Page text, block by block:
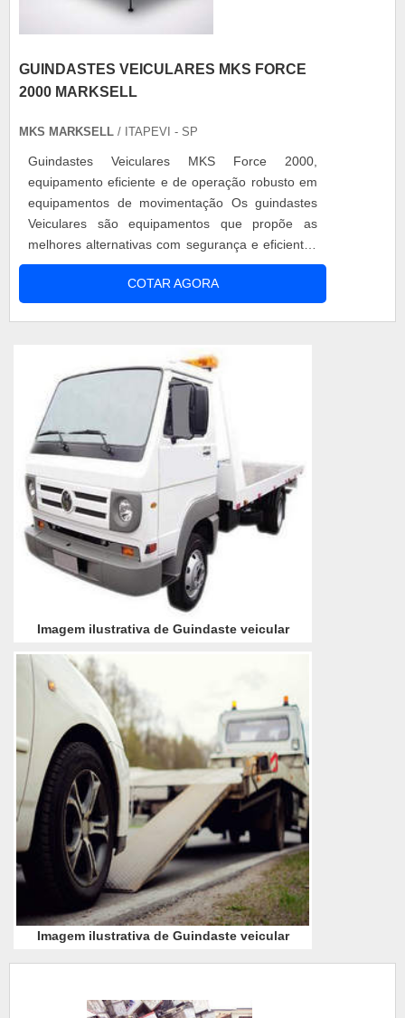
GUINDASTES VEICULARES MKS FORCE
2000 MARKSELL
MKS MARKSELL / ITAPEVI - SP
Guindastes Veiculares MKS Force 2000,
equipamento eficiente e de operação robusto em
equipamentos de movimentação Os guindastes
Veiculares são equipamentos que propõe as
melhores alternativas com segurança e eficientes
para o manuseio de cargas, que possam chegar a
2000kg em caminhões leves. Com um
revolucionário conceito de instalação, os
do veículo, p...
COTAR AGORA
Imagem ilustrativa de Guindaste veicular
Imagem ilustrativa de Guindaste veicular